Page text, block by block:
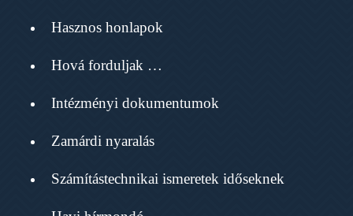
Hasznos honlapok
Hová forduljak …
Intézményi dokumentumok
Zamárdi nyaralás
Számítástechnikai ismeretek időseknek